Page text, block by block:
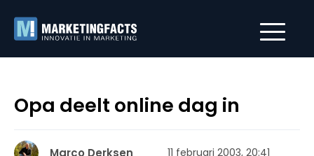
Opa deelt online dag in
Marco Derksen 11 februari 2003, 20:41